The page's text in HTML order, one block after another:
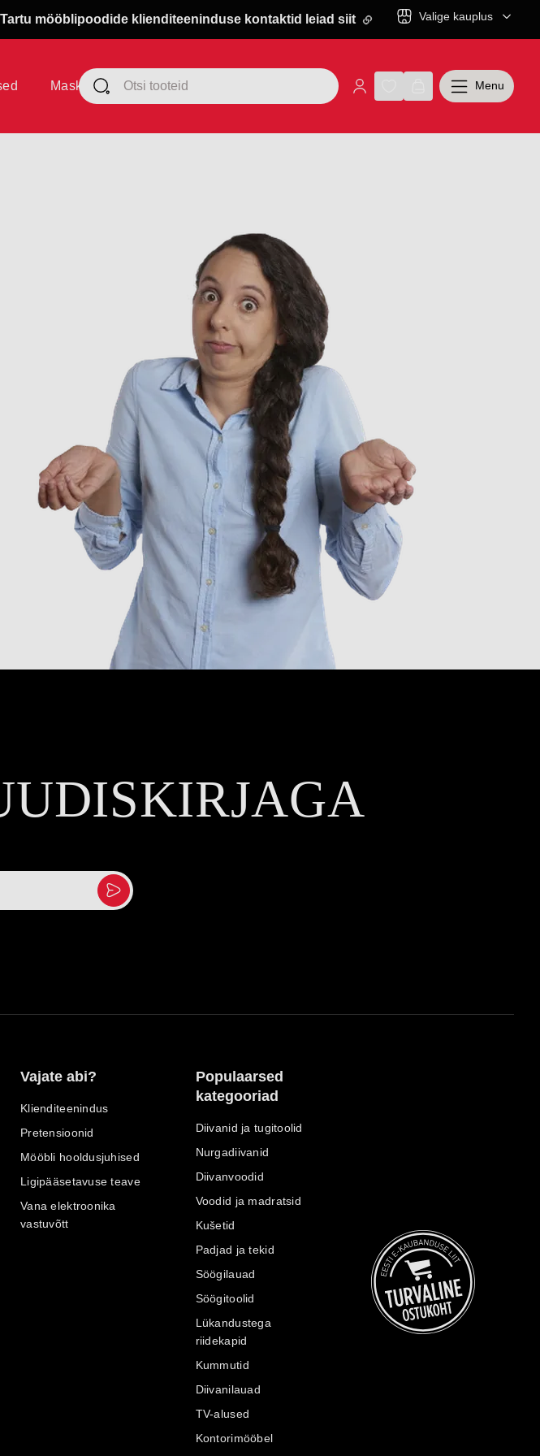
Tartu mööblipoodide klienditeeninduse kontaktid leiad siit Valige kauplus
Masku klubi Menu
Vajate abi?
Klienditeenindus
Pretensioonid
Mööbli hooldusjuhised
Ligipääsetavuse teave
Vana elektroonika
vastuvõtt
Populaarsed
kategooriad
Diivanid ja tugitoolid
Nurgadiivanid
Diivanvoodid
Voodid ja madratsid
Kušetid
Padjad ja tekid
Söögilauad
Söögitoolid
Lükandustega
riidekapid
Kummutid
Diivanilauad
TV-alused
Kontorimööbel